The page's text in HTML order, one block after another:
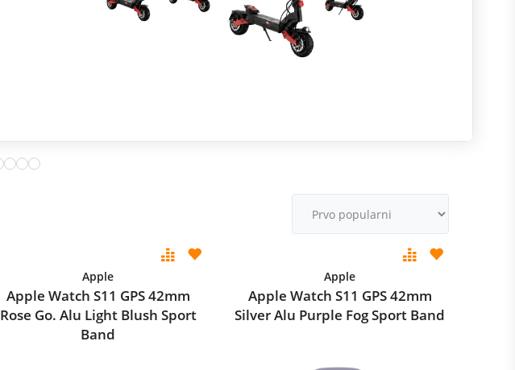
Apple
Apple Watch S11 GPS 42mm
Rose Go. Alu Light Blush Sport
Band
Apple
Apple Watch S11 GPS 42mm
Silver Alu Purple Fog Sport Band